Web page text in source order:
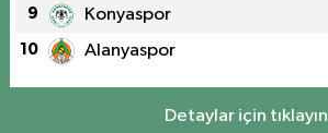
9 Konyaspor
10 Alanyaspor
Detaylar için tıklayın